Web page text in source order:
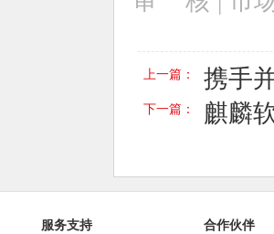
上一篇： 携手
下一篇： 麒麟
服务支持 合作伙伴